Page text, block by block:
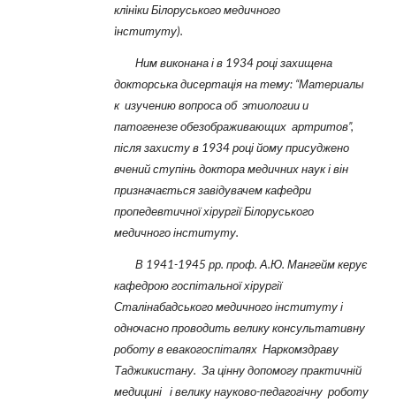
клiнiки Бiлоруського медичного
iнституту).
Ним виконана і в 1934 році захищена
докторська дисертація на тему: “Материалы
к изучению вопроса об этиологии и
патогенезе обезображивающих артритов”,
після захисту в 1934 році йому присуджено
вчений ступінь доктора медичних наук і він
призначається завідувачем кафедри
пропедевтичної хірургії Білоруського
медичного інституту.
В 1941-1945 рр. проф. А.Ю. Мангейм керує
кафедрою госпітальної хірургії
Сталінабадського медичного інституту і
одночасно проводить велику консультативну
роботу в евакогоспіталях Наркомздраву
Таджикистану. За цінну допомогу практичній
медицині і велику науково-педагогічну роботу